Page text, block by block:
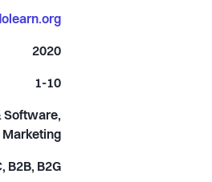
2020
1-10
Software,
Marketing
B2B, B2G